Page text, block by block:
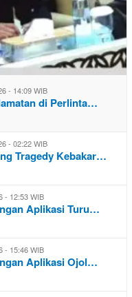
- 14:09 WIB
di Perlinta…
- 02:22 WIB
Tragedy Kebakar…
- 12:53 WIB
Aplikasi Turu…
- 15:46 WIB
Aplikasi Ojol…